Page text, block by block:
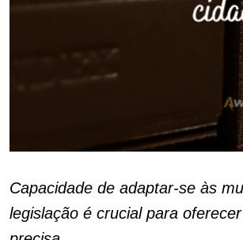
Capacidade de adaptar-se às
legislação é crucial para